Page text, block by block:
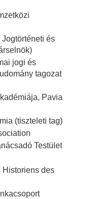
és
jogi és
tagozat
Pavia
(tiszteleti tag)
Testület
Historiens des